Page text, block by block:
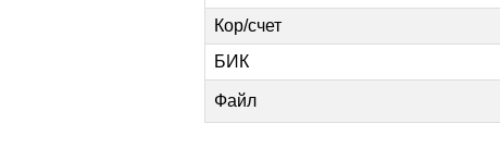
Кор/счет
БИК
Файл